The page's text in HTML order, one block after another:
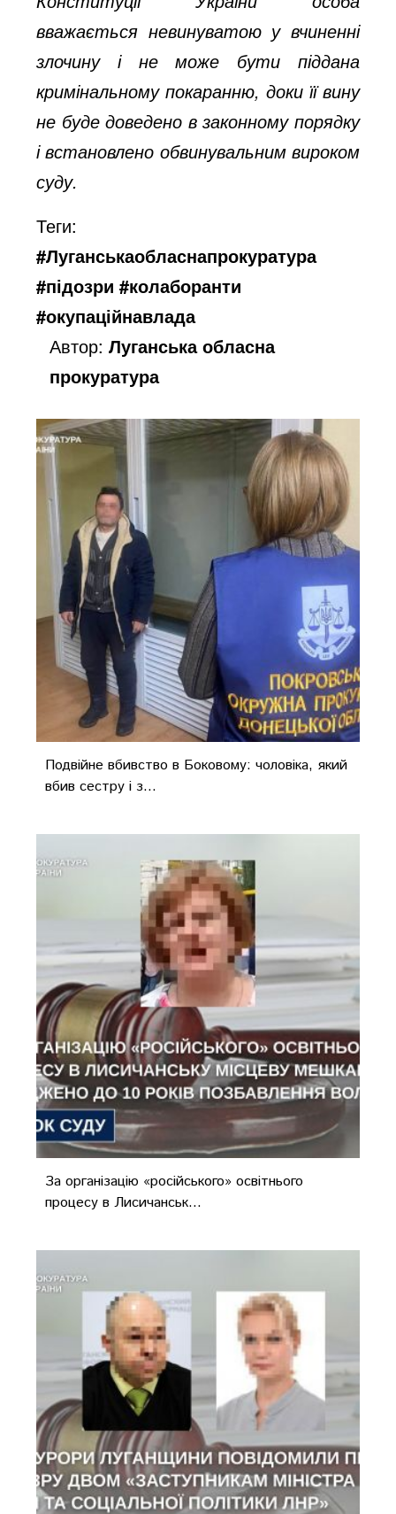
вважається невинуватою у вчиненні
злочину і не може бути піддана
кримінальному покаранню, доки її вину
не буде доведено в законному порядку
і встановлено обвинувальним вироком
суду.
Теги:
#Луганськаобласнапрокуратура
#підозри #колаборанти
#окупаційнавлада
Автор:Луганська обласна
прокуратура
Подвійне вбивство в Боковому: чоловіка, який
вбив сестру і з...
За організацію «російського» освітнього
процесу в Лисичанськ...